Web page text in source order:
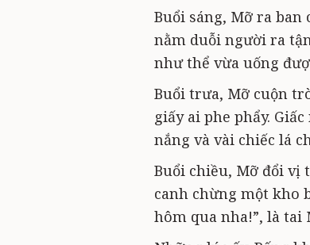
Buổi sáng, Mỡ ra ban
nằm duỗi người ra
như thể vừa uống
Buổi trưa, Mỡ cuộn
giấy ai phe phẩy.
nắng và vài chiếc lá
Buổi chiều, Mỡ đổi vị
canh chừng một kho
hôm qua nha!”, là tai